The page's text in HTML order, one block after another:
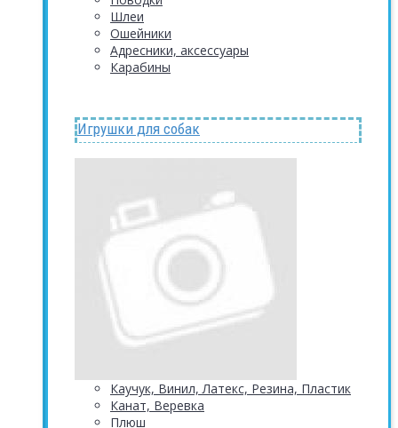
Шлеи
Ошейники
Адресники, аксессуары
Карабины
Игрушки для собак
Каучук, Винил, Латекс, Резина, Пластик
Канат, Веревка
Плюш